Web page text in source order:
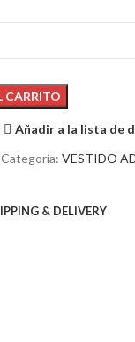
CARRITO
Añadir a la lista de
Categoría: VESTIDO
& DELIVERY